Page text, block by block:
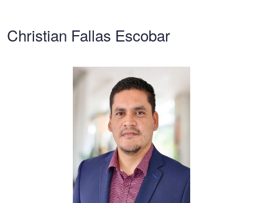
Christian Fallas Escobar